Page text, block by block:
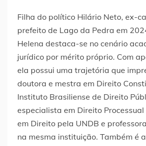
Filha do político Hilário Neto, ex-
prefeito de Lago da Pedra em
Helena destaca-se no cenário
jurídico por mérito próprio. Com
ela possui uma trajetória que
doutora e mestra em Direito
Instituto Brasiliense de Direito
especialista em Direito
em Direito pela UNDB e
na mesma instituição. Também é